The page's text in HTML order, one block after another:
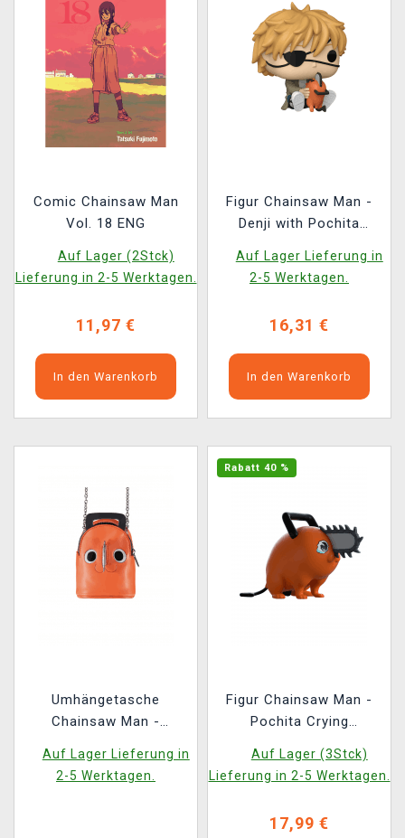
Comic Chainsaw Man
Vol. 18 ENG
Auf Lager (2Stck)
Lieferung in 2-5 Werktagen.
11,97 €
In den Warenkorb
Figur Chainsaw Man -
Denji with Pochita
1971)
Auf Lager Lieferung in
2-5 Werktagen.
16,31 €
In den Warenkorb
Umhängetasche
Chainsaw Man -
Auf Lager Lieferung in
2-5 Werktagen.
Rabatt 40 %
Figur Chainsaw Man -
Pochita Crying
Man 1)
Auf Lager (3Stck)
Lieferung in 2-5 Werktagen.
17,99 €